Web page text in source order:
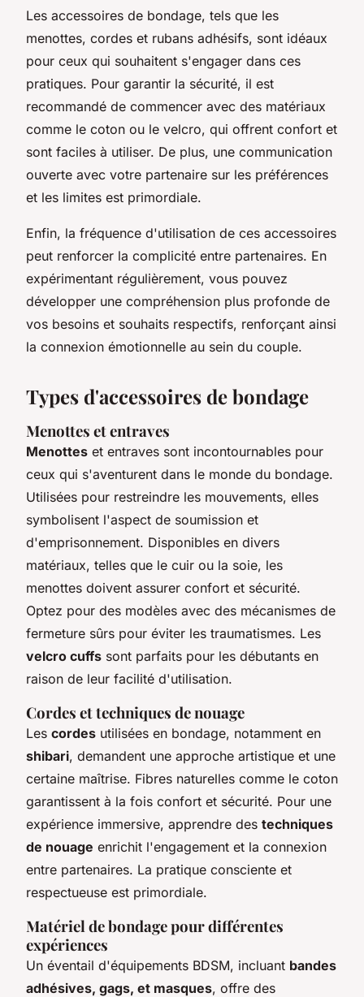
Les accessoires de bondage, tels que les
menottes, cordes et rubans adhésifs, sont idéaux
pour ceux qui souhaitent s'engager dans ces
pratiques. Pour garantir la sécurité, il est
recommandé de commencer avec des matériaux
comme le coton ou le velcro, qui offrent confort et
sont faciles à utiliser. De plus, une communication
ouverte avec votre partenaire sur les préférences
et les limites est primordiale.
Enfin, la fréquence d'utilisation de ces accessoires
peut renforcer la complicité entre partenaires. En
expérimentant régulièrement, vous pouvez
développer une compréhension plus profonde de
vos besoins et souhaits respectifs, renforçant ainsi
la connexion émotionnelle au sein du couple.
Types d'accessoires de bondage
Menottes et entraves
Menottes et entraves sont incontournables pour
ceux qui s'aventurent dans le monde du bondage.
Utilisées pour restreindre les mouvements, elles
symbolisent l'aspect de soumission et
d'emprisonnement. Disponibles en divers
matériaux, telles que le cuir ou la soie, les
menottes doivent assurer confort et sécurité.
Optez pour des modèles avec des mécanismes de
fermeture sûrs pour éviter les traumatismes. Les
velcro cuffs sont parfaits pour les débutants en
raison de leur facilité d'utilisation.
Cordes et techniques de nouage
Les cordes utilisées en bondage, notamment en
shibari, demandent une approche artistique et une
certaine maîtrise. Fibres naturelles comme le coton
garantissent à la fois confort et sécurité. Pour une
expérience immersive, apprendre des techniques
de nouage enrichit l'engagement et la connexion
entre partenaires. La pratique consciente et
respectueuse est primordiale.
Matériel de bondage pour différentes
expériences
Un éventail d'équipements BDSM, incluant bandes
adhésives, gags, et masques, offre des